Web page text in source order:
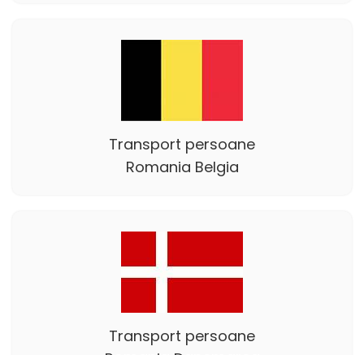
Transport persoane
Romania Belgia
Transport persoane